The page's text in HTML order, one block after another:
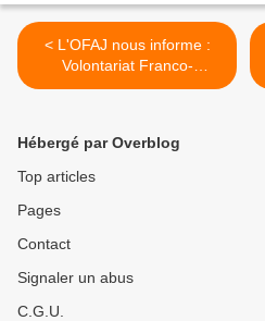
< L'OFAJ nous informe :
Volontariat Franco-
Allemand - appel à
Hébergé par Overblog
Top articles
Pages
Contact
Signaler un abus
C.G.U.